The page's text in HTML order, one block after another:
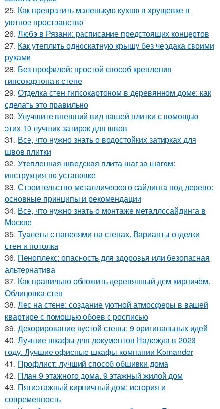
25. Как превратить маленькую кухню в хрущевке в
уютное пространство
26. Любэ в Рязани: расписание предстоящих концертов
27. Как утеплить односкатную крышу без чердака своими
руками
28. Без профилей: простой способ крепления
гипсокартона к стене
29. Отделка стен гипсокартоном в деревянном доме: как
сделать это правильно
30. Улучшите внешний вид вашей плитки с помощью
этих 10 лучших затирок для швов
31. Все, что нужно знать о водостойких затирках для
швов плитки
32. Утепленная шведская плита шаг за шагом:
инструкция по установке
33. Строительство металлического сайдинга под дерево:
основные принципы и рекомендации
34. Все, что нужно знать о монтаже металлосайдинга в
Москве
35. Туалеты с панелями на стенах. Варианты отделки
стен и потолка
36. Пеноплекс: опасность для здоровья или безопасная
альтернатива
37. Как правильно обложить деревянный дом кирпичём.
Облицовка стен
38. Лес на стене: создание уютной атмосферы в вашей
квартире с помощью обоев с росписью
39. Декорирование пустой стены: 9 оригинальных идей
40. Лучшие шкафы для документов Надежда в 2023
году. Лучшие офисные шкафы компании Komandor
41. Профлист: лучший способ обшивки дома
42. План 9 этажного дома. 9 этажный жилой дом
43. Пятиэтажный кирпичный дом: история и
современность